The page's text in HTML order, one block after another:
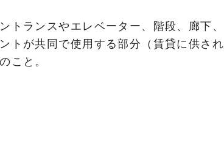
トランスやエレベーター、階段、廊下、
トが共同で使用する部分（賃貸に供され
こと。